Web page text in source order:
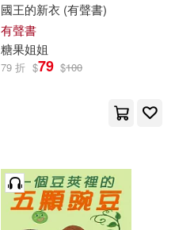
國王的新衣 (有聲書)
有聲書
糖果姐姐
79 折 $79 $100